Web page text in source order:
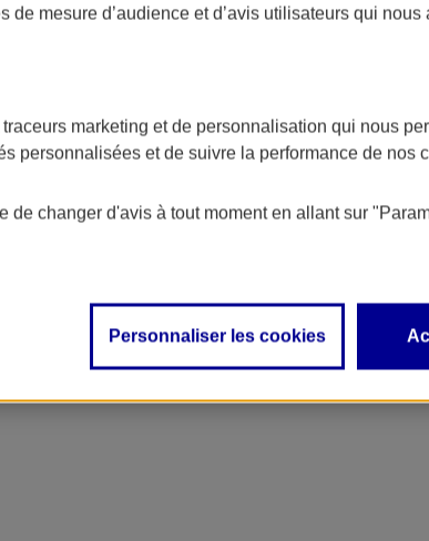
de mesure d’audience et d’avis utilisateurs qui
marketing et de personnalisation qui nous
personnalisées et de suivre la performance de nos
de changer d'avis à tout moment en allant sur
Personnaliser les cookies